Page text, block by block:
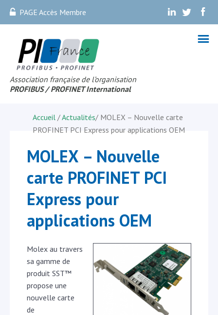
PAGE Accès Membre . . .
Association française de l’organisation
PROFIBUS / PROFINET International
Accueil /Actualités/ MOLEX – Nouvelle carte
PROFINET PCI Express pour applications OEM
MOLEX – Nouvelle
carte PROFINET PCI
Express pour
applications OEM
Molex au travers
sa gamme de
produit SST™
propose une
nouvelle carte
de